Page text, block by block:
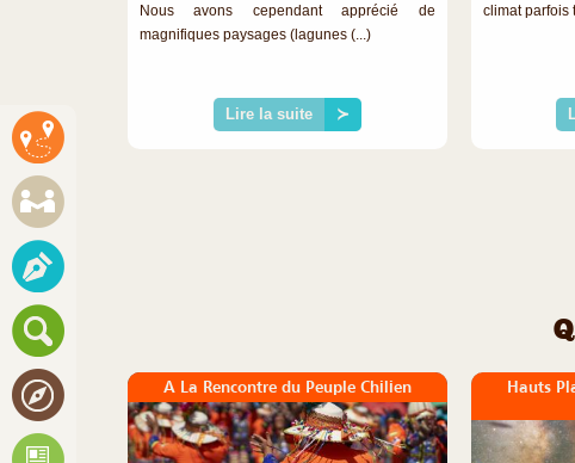
Nous avons cependant apprécié de
magnifiques paysages (lagunes (...)
Lire la suite ≻
climat parfois
A La Rencontre du Peuple Chilien
Hauts